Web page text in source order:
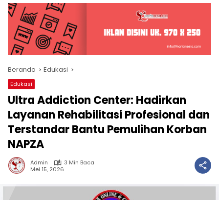
Beranda Edukasi
Edukasi
Ultra Addiction Center: Hadirkan
Layanan Rehabilitasi Profesional dan
Terstandar Bantu Pemulihan Korban
NAPZA
Admin
3 Min Baca
Mei 15, 2026